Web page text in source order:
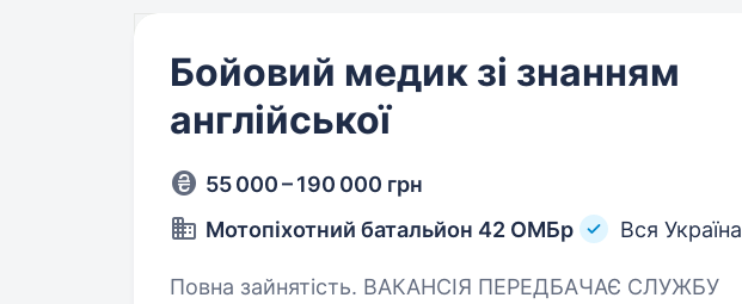
Бойовий медик зі знанням
англійської
55 000 – 190 000 грн
Мотопіхотний батальйон 42 ОМБр
Вся Україна
Повна зайнятість. ВАКАНСІЯ ПЕРЕДБАЧАЄ СЛУЖБУ